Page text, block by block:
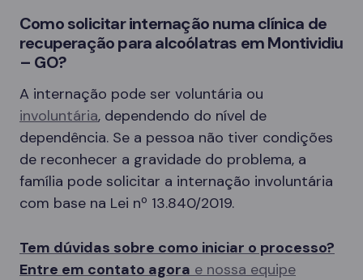
Como solicitar internação numa clínica de
recuperação para alcoólatras em Montividiu
– GO?
A internação pode ser voluntária ou
involuntária, dependendo do nível de
dependência. Se a pessoa não tiver condições
de reconhecer a gravidade do problema, a
família pode solicitar a internação involuntária
com base na Lei nº 13.840/2019.
Tem dúvidas sobre como iniciar o processo?
Entre em contato agora e nossa equipe